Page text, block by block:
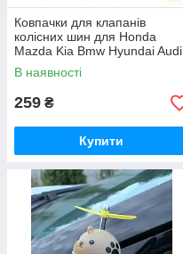
Ковпачки для клапанів
колісних шин для Honda
Mazda Kia Bmw Hyundai Audi
Lexus Mercedes gold
В наявності
259 ₴
Купити